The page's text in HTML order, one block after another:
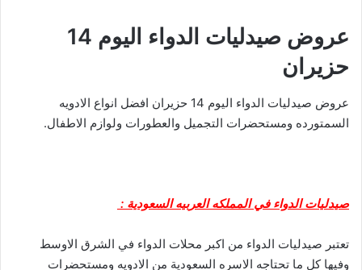
عروض صيدليات الدواء اليوم 14
حزيران
عروض صيدليات الدواء اليوم 14 حزيران افضل انواع الادويه
السمتورده ومستحضرات التجميل والعطورات ولوازم الاطفال.
صيدليات الدواء في المملكه العربيه السعودية :
تعتبر صيدليات الدواء من اكبر محلات الدواء في الشرق الاوسط
وفيها كل ما تحتاجه الاسره السعودية من الادويه ومستحضرات